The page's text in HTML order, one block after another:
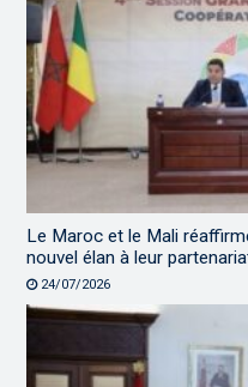
Le Maroc et le Mali
nouvel élan à leur
24/07/2026